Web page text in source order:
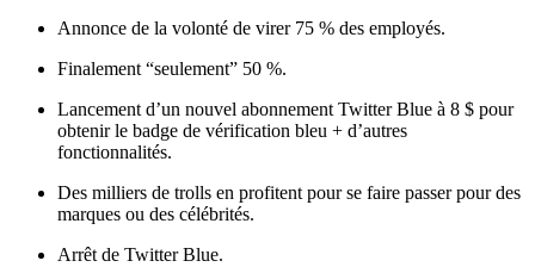
Annonce de la volonté de virer 75 % des employés.
Finalement “seulement” 50 %.
Lancement d’un nouvel abonnement Twitter Blue à 8 $ pour
obtenir le badge de vérification bleu + d’autres
fonctionnalités.
Des milliers de trolls en profitent pour se faire passer pour des
marques ou des célébrités.
Arrêt de Twitter Blue.